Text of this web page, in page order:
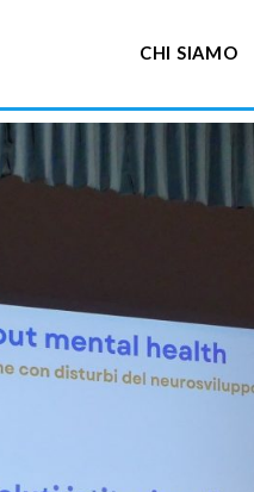
CHI SIAMO